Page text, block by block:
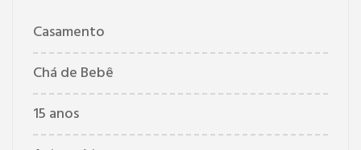
Casamento
Chá de Bebê
15 anos